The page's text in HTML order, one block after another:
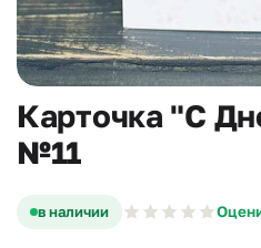
Карточка "С
№11
в наличии